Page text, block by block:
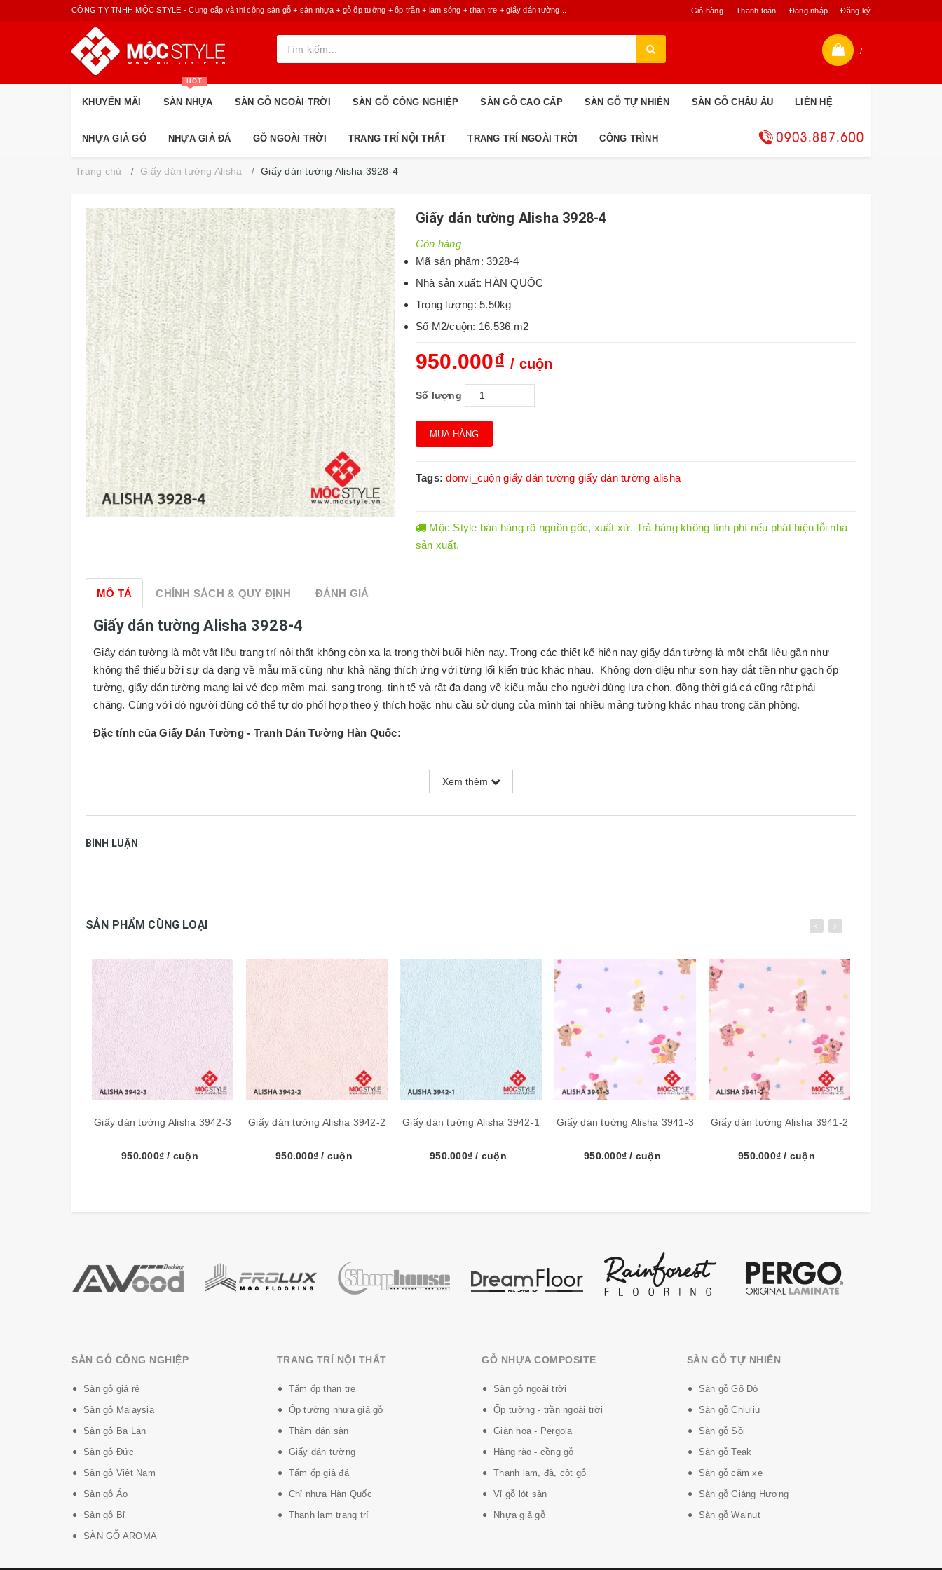
Giỏ hàng Thanh toán Đăng nhập Đăng ký
CÔNG TY TNHH MỘC STYLE - Cung cấp và thi công sàn gỗ + sàn nhựa + gỗ ốp tường + ốp trần + lam sóng + than tre + giấy dán tường...
/
KHUYẾN MÃI SÀN NHỰA
HOT
SÀN GỖ NGOÀI TRỜI SÀN GỖ CÔNG NGHIỆP SÀN GỖ CAO CẤP SÀN GỖ TỰ NHIÊN SÀN GỖ CHÂU ÂU LIÊN HỆ
NHỰA GIẢ GỖ NHỰA GIẢ ĐÁ GỖ NGOÀI TRỜI TRANG TRÍ NỘI THẤT TRANG TRÍ NGOÀI TRỜI CÔNG TRÌNH
Trang chủ Giấy dán tường Alisha Giấy dán tường Alisha 3928-4
Giấy dán tường Alisha 3928-4
Còn hàng
Mã sản phẩm: 3928-4
Nhà sản xuất: HÀN QUỐC
Trọng lượng: 5.50kg
Số M2/cuộn: 16.536 m2
950.000₫/ cuộn
Số lượng
MUA HÀNG
Tags:donvi_cuộn giấy dán tường giấy dán tường alisha
Mộc Style bán hàng rõ nguồn gốc, xuất xứ. Trả hàng không tính phí nếu phát hiện lỗi nhà
sản xuất.
MÔ TẢ CHÍNH SÁCH & QUY ĐỊNH ĐÁNH GIÁ
Giấy dán tường Alisha 3928-4
Giấy dán tường là một vật liệu trang trí nội thất không còn xa lạ trong thời buổi hiện nay. Trong các thiết kế hiện nay giấy dán tường là một chất liệu gần như
không thể thiếu bởi sự đa dạng về mẫu mã cũng như khả năng thích ứng với từng lối kiến trúc khác nhau. Không đơn điệu như sơn hay đắt tiền như gạch ốp
tường, giấy dán tường mang lại vẻ đẹp mềm mại, sang trọng, tinh tế và rất đa dạng về kiểu mẫu cho người dùng lựa chọn, đồng thời giá cả cũng rất phải
chăng. Cùng với đó người dùng có thể tự do phối hợp theo ý thích hoặc nhu cầu sử dụng của mình tại nhiều mảng tường khác nhau trong căn phòng.
Đặc tính của Giấy Dán Tường - Tranh Dán Tường Hàn Quốc:
Chống trầy xước
Khả năng chịu kiềm, axit
Độ bám dính cao với keo khi thi công riêng
Xem thêm
BÌNH LUẬN
SẢN PHẨM CÙNG LOẠI
Giấy dán tường Alisha 3942-3
950.000₫/ cuộn
Giấy dán tường Alisha 3942-2
950.000₫/ cuộn
Giấy dán tường Alisha 3942-1
950.000₫/ cuộn
Giấy dán tường Alisha 3941-3
950.000₫/ cuộn
Giấy dán tường Alisha 3941-2
950.000₫/ cuộn
SÀN GỖ CÔNG NGHIỆP
Sàn gỗ giá rẻ
Sàn gỗ Malaysia
Sàn gỗ Ba Lan
Sàn gỗ Đức
Sàn gỗ Việt Nam
Sàn gỗ Áo
Sàn gỗ Bỉ
SÀN GỖ AROMA
TRANG TRÍ NỘI THẤT
Tấm ốp than tre
Ốp tường nhựa giả gỗ
Thảm dán sàn
Giấy dán tường
Tấm ốp giả đá
Chỉ nhựa Hàn Quốc
Thanh lam trang trí
GỖ NHỰA COMPOSITE
Sàn gỗ ngoài trời
Ốp tường - trần ngoài trời
Giàn hoa - Pergola
Hàng rào - cồng gỗ
Thanh lam, đà, cột gỗ
Vỉ gỗ lót sàn
Nhựa giả gỗ
SÀN GỖ TỰ NHIÊN
Sàn gỗ Gõ Đỏ
Sàn gỗ Chiuliu
Sàn gỗ Sồi
Sàn gỗ Teak
Sàn gỗ căm xe
Sàn gỗ Giáng Hương
Sàn gỗ Walnut